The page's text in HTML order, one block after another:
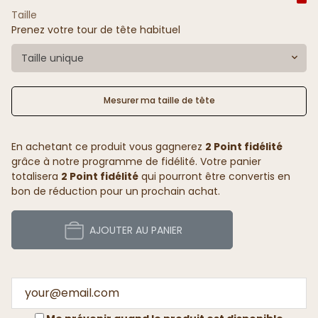
Taille
Prenez votre tour de tête habituel
Taille unique
Mesurer ma taille de tête
En achetant ce produit vous gagnerez 2 Point fidélité
grâce à notre programme de fidélité. Votre panier
totalisera 2 Point fidélité qui pourront être convertis en
bon de réduction pour un prochain achat.
AJOUTER AU PANIER